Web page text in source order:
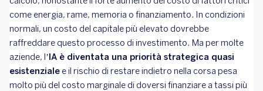
come energia, rame, memoria o finanziamento. In condizioni
normali, un costo del capitale più elevato dovrebbe
raffreddare questo processo di investimento. Ma per molte
aziende, l’IA è diventata una priorità strategica quasi
esistenziale e il rischio di restare indietro nella corsa pesa
molto più del costo marginale di doversi finanziare a tassi più